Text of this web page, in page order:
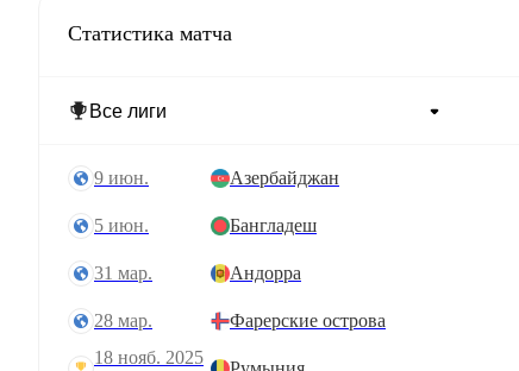
Статистика матча
9 июн. Азербайджан
5 июн. Бангладеш
31 мар. Андорра
28 мар. Фарерские острова
18 нояб. 2025